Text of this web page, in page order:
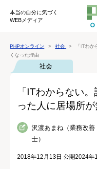
本当の自分に気づく
WEBメディア
PHPオンライン 社会
「ITわ
くなった理由
社会
「ITわからない
った人に居場所
沢渡あまね（業務改
士）
2018年12月13日 公開2024年